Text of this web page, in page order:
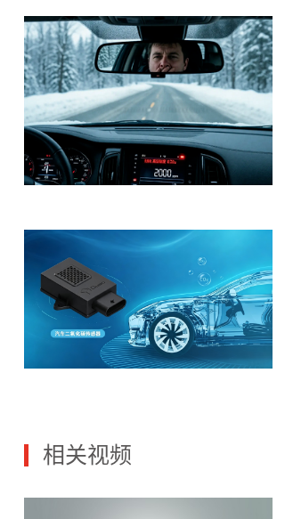
相关视频